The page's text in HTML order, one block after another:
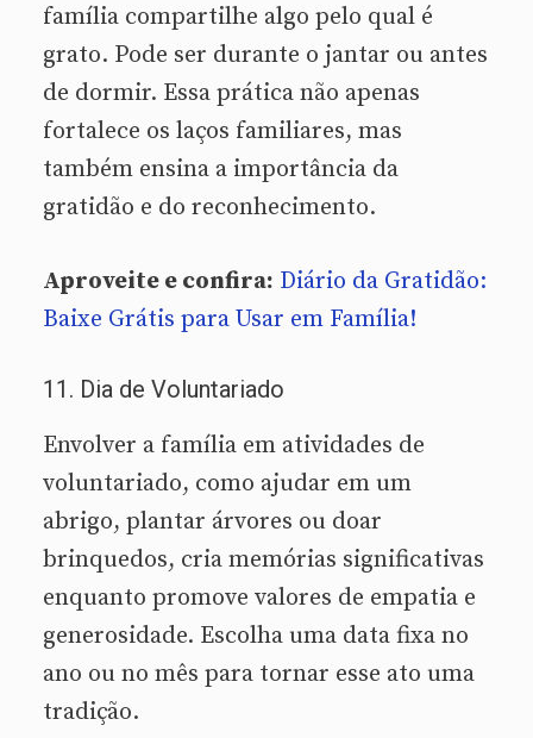
família compartilhe algo pelo qual é
grato. Pode ser durante o jantar ou antes
de dormir. Essa prática não apenas
fortalece os laços familiares, mas
também ensina a importância da
gratidão e do reconhecimento.
Aproveite e confira: Diário da Gratidão:
Baixe Grátis para Usar em Família!
11. Dia de Voluntariado
Envolver a família em atividades de
voluntariado, como ajudar em um
abrigo, plantar árvores ou doar
brinquedos, cria memórias significativas
enquanto promove valores de empatia e
generosidade. Escolha uma data fixa no
ano ou no mês para tornar esse ato uma
tradição.